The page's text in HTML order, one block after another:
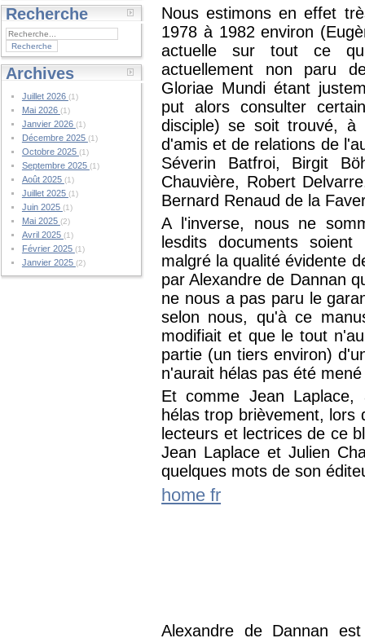
Recherche
Archives
Juillet 2026 (1)
Mai 2026 (1)
Janvier 2026 (1)
Décembre 2025 (1)
Octobre 2025 (1)
Septembre 2025 (1)
Août 2025 (1)
Juillet 2025 (1)
Juin 2025 (1)
Mai 2025 (2)
Avril 2025 (1)
Février 2025 (1)
Janvier 2025 (2)
Nous estimons en effet
1978 à 1982 environ
actuelle sur tout ce
actuellement non paru
Gloriae Mundi étant
put alors consulter
disciple) se soit trouvé, à
d'amis et de relations de
Séverin Batfroi, Birgit
Chauvière, Robert
Bernard Renaud de la
A l'inverse, nous ne
lesdits documents
malgré la qualité évidente
par Alexandre de Dannan
ne nous a pas paru le
selon nous, qu'à ce
modifiait et que le tout
partie (un tiers environ)
n'aurait hélas pas été
Et comme Jean Laplace,
hélas trop brièvement, lors
lecteurs et lectrices de ce
Jean Laplace et Julien
quelques mots de son
home fr
Alexandre de Dannan